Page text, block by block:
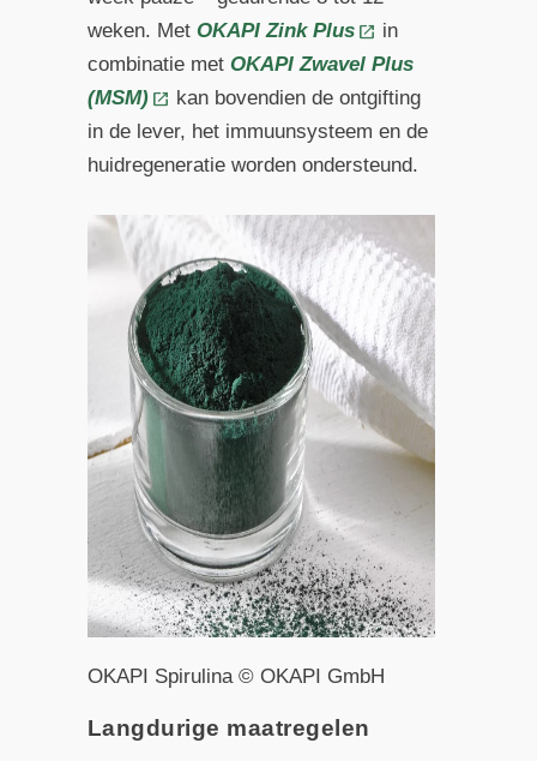
weken. Met OKAPI Zink Plus
in
combinatie met OKAPI Zwavel Plus
(MSM)
kan bovendien de ontgifting
in de lever, het immuunsysteem en de
huidregeneratie worden ondersteund.
OKAPI Spirulina © OKAPI GmbH
Langdurige maatregelen